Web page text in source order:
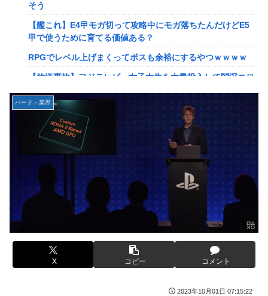
【動画】高校生さん、文化祭でコーヒーカップを作って大盛
りあがり←なんかどっかで見たことあると話題に
【NGS】LG5「レアレンス」シリーズが強すぎると話題に
【アプグレも約束】
【ｗ】長年育てやっと蕾がつき楽しみにしてたら動物の死肉
『ゼルダの伝説』ゼルダ姫とリンクって毎回結ばれずに別の
相手と子孫を残してるって本当…？
韓国人「英メディアや海外各社も一斉に韓国サッカー協会を
巡る過去の不祥事を報道！」→「国際的な信用失墜の危
機‥」
【画像】廃墟化したレンタルビデオ屋、そのまま時が止まっ
てしまっていると話題にｗｗｗｗ
【悲報】女性配信者「アスペの検査してみた…みんなこれわ
かるの？」
【画像】ハンターハンターさん、ガチで最強の新能力を登場
させてしまうｗｗｗｗｗｗｗ
そう
【艦これ】E4甲モガ切って攻略中にモガ落ちたんだけどE5
甲で使うために育てる価値ある？
RPGでレベル上げまくってボスも余裕にするやつｗｗｗｗ
【放送事故】フジテレビ、女子大生を大量投入して闇深エロ
【悲報】坂口杏里を家に住ませてあげた結果ｗｗｗｗ
【悲報】女性配信者「アスペの検査してみた…みんなこれわ
かるの？」
【画像】20年前のAV、キチガイすぎるwwwwww
【画像】女さん、ミニ過ぎる浴衣を着た写真を投稿して叩か
れるｗｗｗｗ
【朗報】菅直人元総理、再評価されるｗｗｗｗｗｗｗｗｗｗ
【画像】このLINEでなんで女が怒ってるのか分かんない奴
はモテない奴確定らしい←お前らは勿論わかるよ
な？？？？？？？
海外「日本は戦勝国なんだよ」 戦後の日本人の特別な生き
ハード・業界
X コピー コメント
2023年10月01日 07:15:22